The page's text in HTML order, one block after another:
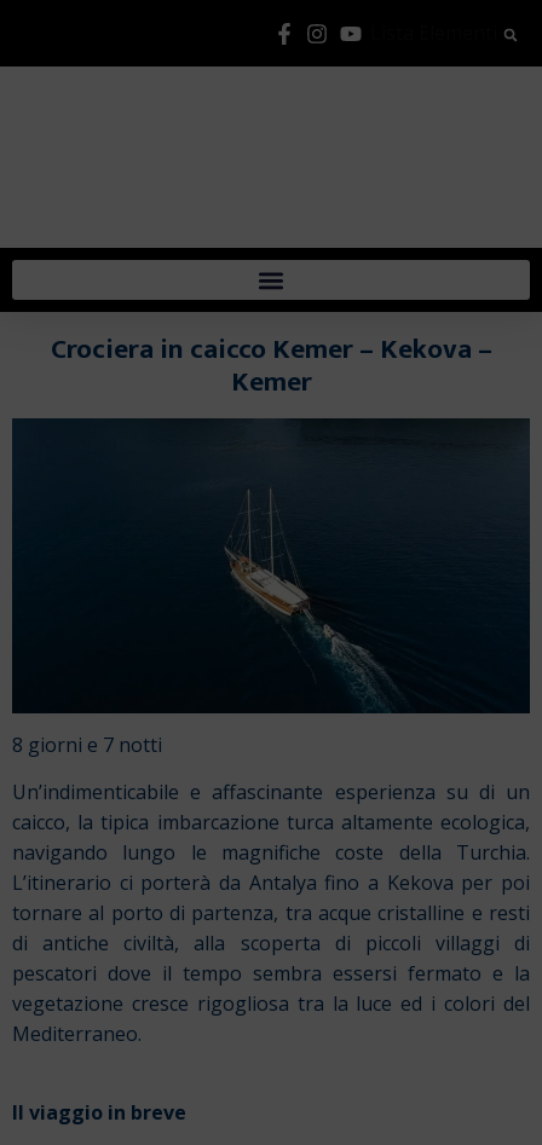
Crociera in caicco Kemer – Kekova –
Kemer
8 giorni e 7 notti
Un’indimenticabile e affascinante esperienza su di un
caicco, la tipica imbarcazione turca altamente ecologica,
navigando lungo le magnifiche coste della Turchia.
L’itinerario ci porterà da Antalya fino a Kekova per poi
tornare al porto di partenza, tra acque cristalline e resti
di antiche civiltà, alla scoperta di piccoli villaggi di
pescatori dove il tempo sembra essersi fermato e la
vegetazione cresce rigogliosa tra la luce ed i colori del
Mediterraneo.
Il viaggio in breve